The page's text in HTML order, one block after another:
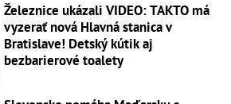
Železnice ukázali VIDEO: TAKTO má
vyzerať nová Hlavná stanica v
Bratislave! Detský kútik aj
bezbarierové toalety